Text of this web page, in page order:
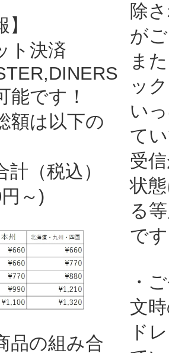
ト決済
能です！
額は以下の
（税込）
～)
品の組み合
除
が
ま
ッ
い
て
受
状
る
で
・
文
ド